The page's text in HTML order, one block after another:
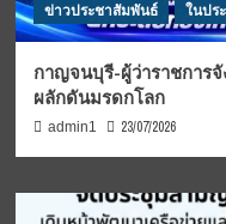
ข่าวประชาสัมพันธ์ ในปร
กาญจนบุรี-ผู้ว่าราชการ
ผลักดันมรดกโลก
admin1 23/07/2026